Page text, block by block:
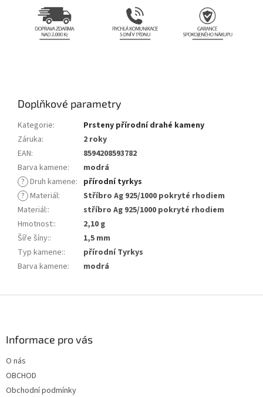
Doplňkové parametry
Kategorie:
Prsteny přírodní drahé kameny
Záruka:
2 roky
EAN:
8594208593782
Barva kamene:
modrá
? Druh kamene: přírodní tyrkys
? Materiál:
Stříbro Ag 925/1000 pokryté rhodiem
Materiál::
stříbro Ag 925/1000 pokryté rhodiem
Hmotnost::
2,10 g
Šíře šíny::
1,5 mm
Typ kamene::
přírodní Tyrkys
Barva kamene: modrá
Informace pro vás
O nás
OBCHOD
Obchodní podmínky